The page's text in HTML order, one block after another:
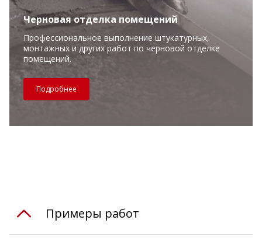
Черновая отделка помещений
Профессиональное выполнение штукатурных,
монтажных и других работ по черновой отделке
помещений.
Подробнее
Примеры работ